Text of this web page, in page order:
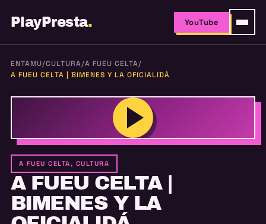
PlayPresta. YouTube
ENTAMU/CULTURA/A FUEU CELTA/
A FUEU CELTA | BIMENES Y LA OFICIALIDÁ
A FUEU CELTA, CULTURA
A FUEU CELTA |
BIMENES Y LA